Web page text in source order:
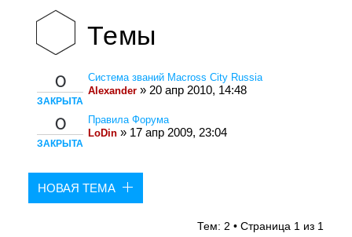
Темы
0
ЗАКРЫТА
Система званий Macross City Russia
Alexander » 20 апр 2010, 14:48
0
ЗАКРЫТА
Правила Форума
LoDin » 17 апр 2009, 23:04
НОВАЯ ТЕМА
Тем: 2 • Страница 1из 1